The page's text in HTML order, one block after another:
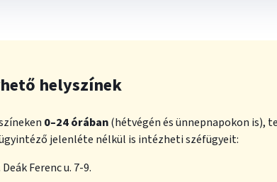
helyszínek
0–24 órában(hétvégén és ünnepnapokon is),
jelenléte nélkül is intézheti széfügyeit:
Ferenc u. 7-9.